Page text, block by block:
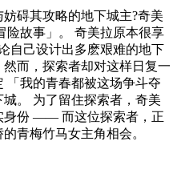
碍其攻略的地下城主?奇美
险故事」。 奇美拉原本很享
己设计出多麽艰难的地下
而，探索者却对这样日复一
「我的青春都被这场争斗夺
。 为了留住探索者，奇美
身份 —— 而这位探索者，正
青梅竹马女主角相会。